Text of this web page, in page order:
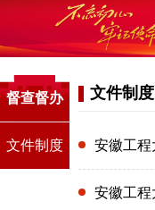
督查督办
文件制度
文件制度